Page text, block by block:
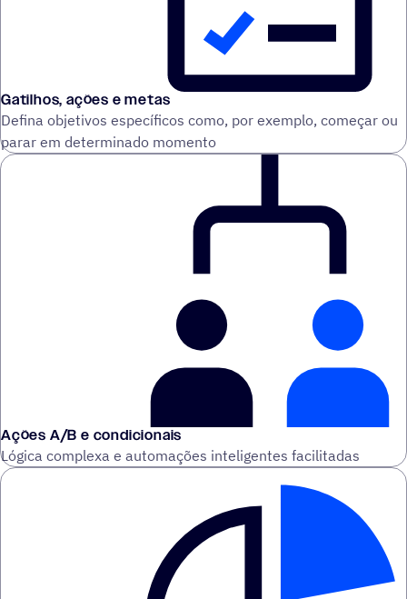
Gatilhos, ações e metas
Defina objetivos específicos como, por exemplo, começar ou
parar em determinado momento
Ações A/B e condicionais
Lógica complexa e automações inteligentes facilitadas